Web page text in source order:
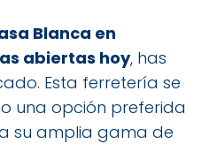
Blanca en
abiertas hoy, has
Esta ferretería se
una opción preferida
su amplia gama de